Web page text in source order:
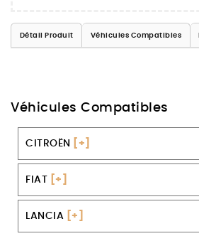
Détail Produit Véhicules Compatibles
Véhicules Compatibles
CITROËN [+]
FIAT [+]
LANCIA [+]